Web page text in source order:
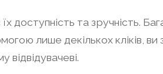
доступність та зручність.
лише декількох кліків,